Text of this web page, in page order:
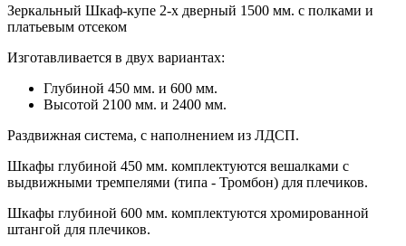
Зеркальный Шкаф-купе 2-х дверный 1500 мм. с полками и
платьевым отсеком
Изготавливается в двух вариантах:
Глубиной 450 мм. и 600 мм.
Высотой 2100 мм. и 2400 мм.
Раздвижная система, с наполнением из ЛДСП.
Шкафы глубиной 450 мм. комплектуются вешалками с
выдвижными тремпелями (типа - Тромбон) для плечиков.
Шкафы глубиной 600 мм. комплектуются хромированной
штангой для плечиков.